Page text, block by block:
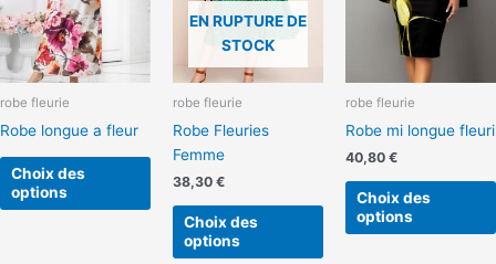
robe fleurie
Robe longue a fleur
Choix des
options
peuvent
être
choisies
sur
page
produit
EN RUPTURE DE
STOCK
robe fleurie
Robe Fleuries
Femme
38,30 €
Choix des
options
variations.
peuvent
être
choisies
page
produit
robe fleurie
Robe mi longue fleuri
40,80 €
Choix des
options